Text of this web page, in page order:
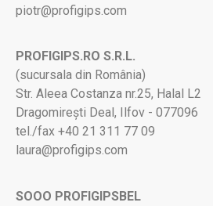
piotr@profigips.com
PROFIGIPS.RO S.R.L.
(sucursala din România)
Str. Aleea Costanza nr.25, Halal L2
Dragomirești Deal, Ilfov - 077096
tel./fax +40 21 311 77 09
laura@profigips.com
SOOO PROFIGIPSBEL